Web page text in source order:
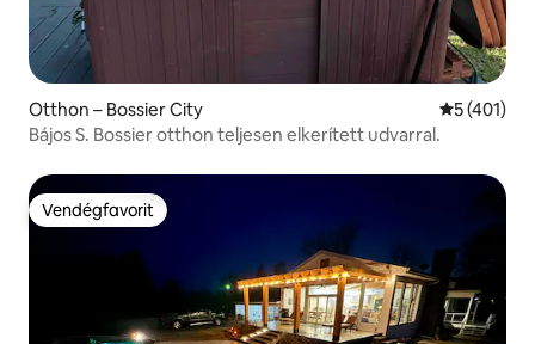
Otthon – Bossier City Átlagos
5 (401)
Bájos S. Bossier otthon teljesen elkerített udvarral.
Vendégfavorit
Vendégfavorit